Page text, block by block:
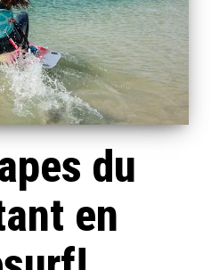
du
en